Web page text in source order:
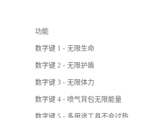
功能
数字键 1 - 无限生命
数字键 2 - 无限护盾
数字键 3 - 无限体力
数字键 4 - 喷气背包无限能量
数字键 5 - 多用途工具不会过热